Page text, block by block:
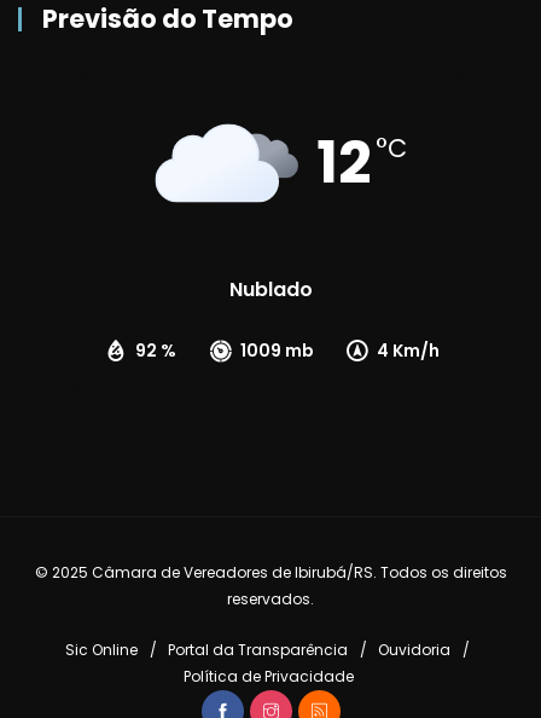
Previsão do Tempo
12 °C
Nublado
92 % 1009 mb 4 Km/h
© 2025 Câmara de Vereadores de Ibirubá/RS. Todos os direitos
reservados.
Sic Online Portal da Transparência
Ouvidoria
Política de Privacidade